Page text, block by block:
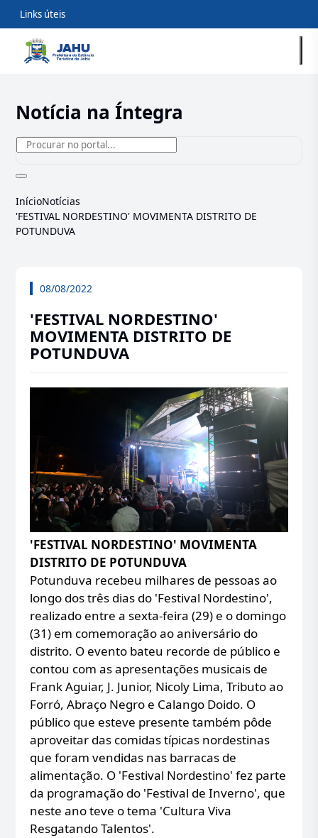
Links úteis
Notícia na Íntegra
InícioNotícias
'FESTIVAL NORDESTINO' MOVIMENTA DISTRITO DE
POTUNDUVA
08/08/2022
'FESTIVAL NORDESTINO'
MOVIMENTA DISTRITO DE
POTUNDUVA
'FESTIVAL NORDESTINO' MOVIMENTA
DISTRITO DE POTUNDUVA
Potunduva recebeu milhares de pessoas ao
longo dos três dias do 'Festival Nordestino',
realizado entre a sexta-feira (29) e o domingo
(31) em comemoração ao aniversário do
distrito. O evento bateu recorde de público e
contou com as apresentações musicais de
Frank Aguiar, J. Junior, Nicoly Lima, Tributo ao
Forró, Abraço Negro e Calango Doido. O
público que esteve presente também pôde
aproveitar das comidas típicas nordestinas
que foram vendidas nas barracas de
alimentação. O 'Festival Nordestino' fez parte
da programação do 'Festival de Inverno', que
neste ano teve o tema 'Cultura Viva
Resgatando Talentos'.